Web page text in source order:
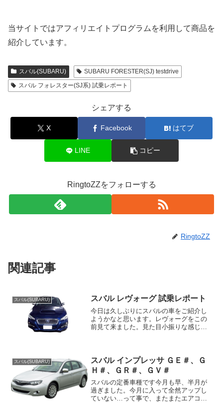
当サイトではアフィリエイトプログラムを利用して商品を
紹介しています。
スバル(SUBARU)
SUBARU FORESTER(SJ) testdrive
スバル フォレスター(SJ系) 試乗レポート
シェアする
X Facebook はてブ
LINE コピー
RingtoZZをフォローする
RingtoZZ
関連記事
スバル(SUBARU) スバル レヴォーグ 試乗レポート
今日は久しぶりにスバルの車をご紹介し
ようかなと思います。レヴォーグをこの
前見て来ました。見た目小振りな感じの
らした経緯のある車ですが...
スバル(SUBARU)
スバル インプレッサ ＧＥ＃、Ｇ
Ｈ＃、ＧＲ＃、ＧＶ＃
スバルの定番車種です今月も早、半月が
過ぎました。今月に入って全然アップし
ていない…って事で、またまたエアコン